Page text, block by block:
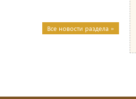
Все новости раздела »